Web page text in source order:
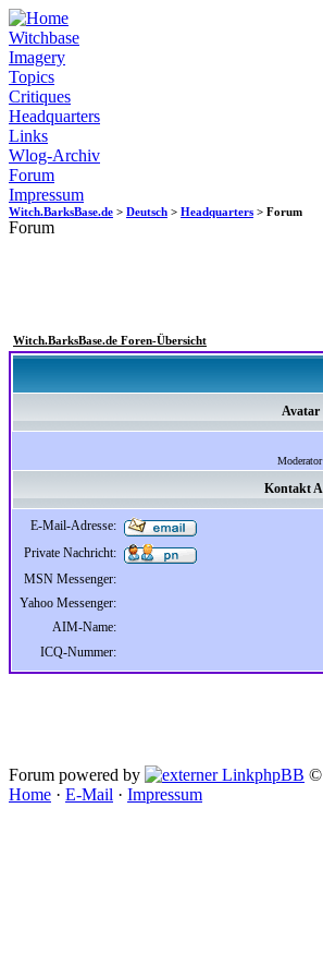
Witchbase
Imagery
Topics
Critiques
Headquarters
Links
Wlog-Archiv
Forum
Impressum
Witch.BarksBase.de > Deutsch > Headquarters > Forum
Forum
Witch.BarksBase.de Foren-Übersicht
Avatar
Moderator
Kontakt
E-Mail-Adresse:
Private Nachricht:
MSN Messenger:
Yahoo Messenger:
AIM-Name:
ICQ-Nummer:
Forum powered by phpBB ©
Home · E-Mail · Impressum